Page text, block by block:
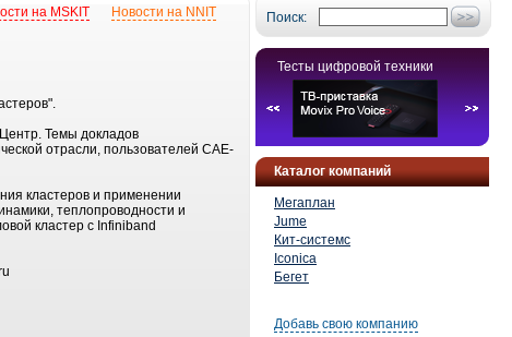
Поиск:
Тесты цифровой техники
Каталог компаний
Мегаплан
Jume
Кит-системс
Iconica
Бегет
Добавь свою компанию
Новости на NNIT
на MSKIT
Темы докладов
отрасли, пользователей CAE-
кластеров и применении
теплопроводности и
кластер с Infiniband